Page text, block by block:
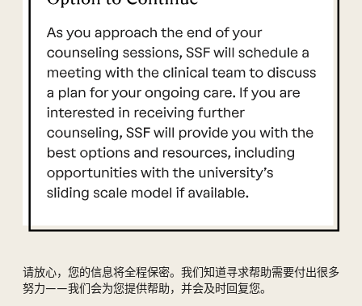
请放心，您的信息将全程保密。我们知道寻求帮助需要付出很多
努力——我们会为您提供帮助，并会及时回复您。